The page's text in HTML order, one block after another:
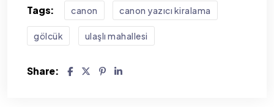
Tags: canon canon yazıcı kiralama
gölcük ulaşlı mahallesi
Share: